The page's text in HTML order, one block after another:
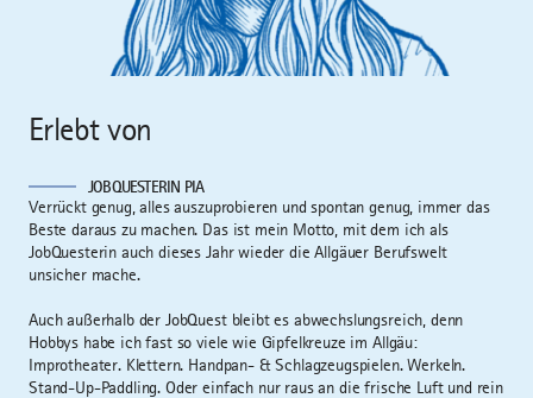
Erlebt von
JOBQUESTERIN PIA
Verrückt genug, alles auszuprobieren und spontan genug, immer das
Beste daraus zu machen. Das ist mein Motto, mit dem ich als
JobQuesterin auch dieses Jahr wieder die Allgäuer Berufswelt
unsicher mache.
Auch außerhalb der JobQuest bleibt es abwechslungsreich, denn
Hobbys habe ich fast so viele wie Gipfelkreuze im Allgäu:
Improtheater. Klettern. Handpan- & Schlagzeugspielen. Werkeln.
Stand-Up-Paddling. Oder einfach nur raus an die frische Luft und rein